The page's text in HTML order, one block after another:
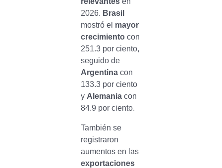
2026. Brasil
mostró el mayor
crecimiento con
251.3 por ciento,
seguido de
Argentinacon
133.3 por ciento
y Alemaniacon
84.9 por ciento.
También se
registraron
aumentos en las
exportaciones